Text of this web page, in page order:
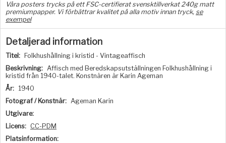
Våra posters trycks på ett FSC-certifierat svensktillverkat 240g matt
premiumpapper. Vi förbättrar kvalitet på alla motiv innan tryck, se
exempel
Detaljerad information
Titel:
Folkhushållning i kristid - Vintageaffisch
Beskrivning: Affisch med Beredskapsutställningen Folkhushållning i
kristid från 1940-talet. Konstnären är Karin Ageman
År: 1940
Fotograf / Konstnär: Ageman Karin
Utgivare:
Licens: CC-PDM
Platsinformation: